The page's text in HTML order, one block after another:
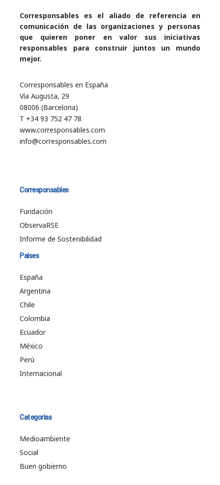
Corresponsables es el aliado de referencia en
comunicación de las organizaciones y personas
que quieren poner en valor sus iniciativas
responsables para construir juntos un mundo
mejor.
Corresponsables en España
Vía Augusta, 29
08006 (Barcelona)
T +34 93 752 47 78
www.corresponsables.com
info@corresponsables.com
Corresponsables
Fundación
ObservaRSE
Informe de Sostenibilidad
Países
España
Argentina
Chile
Colombia
Ecuador
México
Perú
Internacional
Categorías
Medioambiente
Social
Buen gobierno